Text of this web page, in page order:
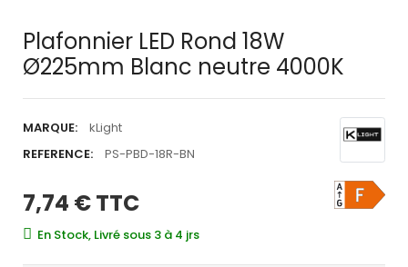
Plafonnier LED Rond 18W
Ø225mm Blanc neutre 4000K
MARQUE:
kLight
REFERENCE:
PS-PBD-18R-BN
7,74 €TTC
En Stock, Livré sous 3 à 4 jrs